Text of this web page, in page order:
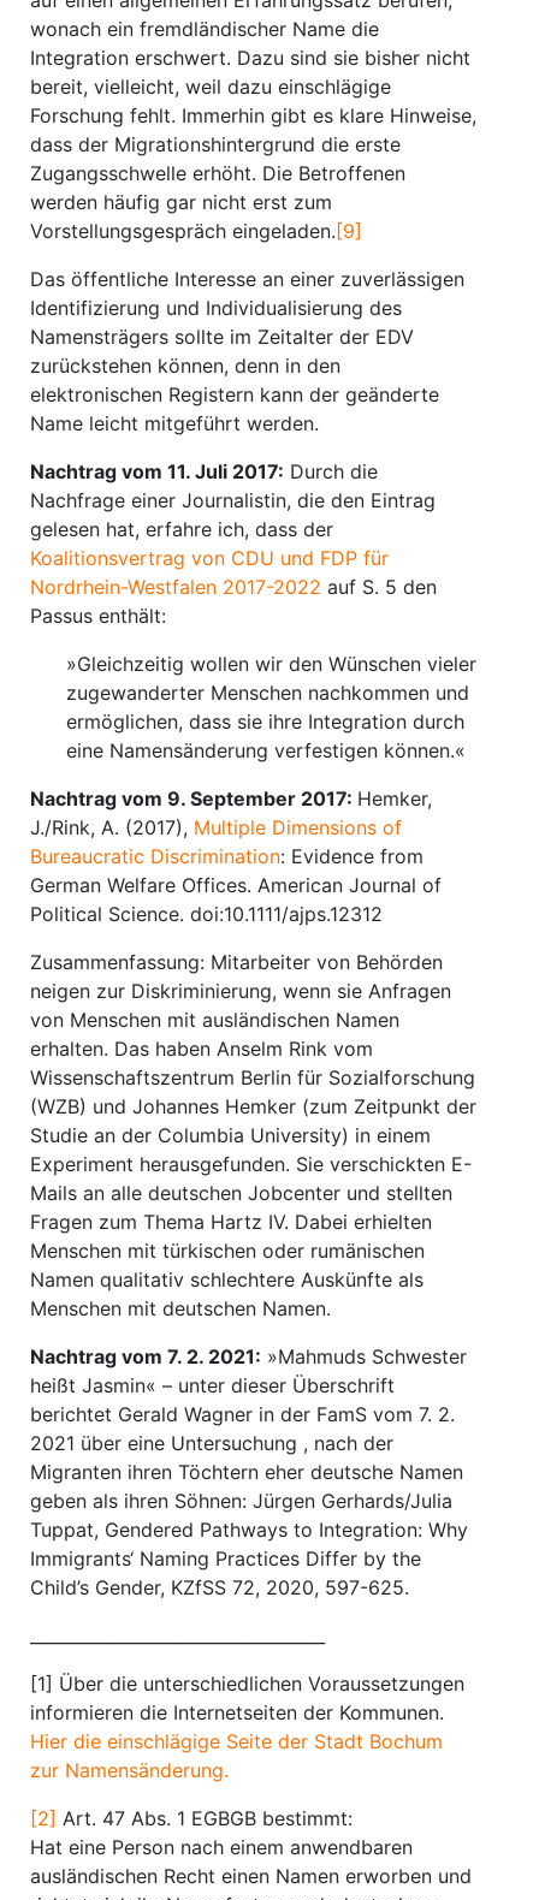
wonach ein fremdländischer Name die
Integration erschwert. Dazu sind sie bisher nicht
bereit, vielleicht, weil dazu einschlägige
Forschung fehlt. Immerhin gibt es klare Hinweise,
dass der Migrationshintergrund die erste
Zugangsschwelle erhöht. Die Betroffenen
werden häufig gar nicht erst zum
Vorstellungsgespräch eingeladen. [9]
Das öffentliche Interesse an einer zuverlässigen
Identifizierung und Individualisierung des
Namensträgers sollte im Zeitalter der EDV
zurückstehen können, denn in den
elektronischen Registern kann der geänderte
Name leicht mitgeführt werden.
Nachtrag vom 11. Juli 2017: Durch die
Nachfrage einer Journalistin, die den Eintrag
gelesen hat, erfahre ich, dass der
Koalitionsvertrag von CDU und FDP für
Nordrhein-Westfalen 2017-2022 auf S. 5 den
Passus enthält:
»Gleichzeitig wollen wir den Wünschen vieler
zugewanderter Menschen nachkommen und
ermöglichen, dass sie ihre Integration durch
eine Namensänderung verfestigen können.«
Nachtrag vom 9. September 2017: Hemker,
J./Rink, A. (2017), Multiple Dimensions of
Bureaucratic Discrimination: Evidence from
German Welfare Offices. American Journal of
Political Science. doi:10.1111/ajps.12312
Zusammenfassung: Mitarbeiter von Behörden
neigen zur Diskriminierung, wenn sie Anfragen
von Menschen mit ausländischen Namen
erhalten. Das haben Anselm Rink vom
Wissenschaftszentrum Berlin für Sozialforschung
(WZB) und Johannes Hemker (zum Zeitpunkt der
Studie an der Columbia University) in einem
Experiment herausgefunden. Sie verschickten E-
Mails an alle deutschen Jobcenter und stellten
Fragen zum Thema Hartz IV. Dabei erhielten
Menschen mit türkischen oder rumänischen
Namen qualitativ schlechtere Auskünfte als
Menschen mit deutschen Namen.
Nachtrag vom 7. 2. 2021: »Mahmuds Schwester
heißt Jasmin« – unter dieser Überschrift
berichtet Gerald Wagner in der FamS vom 7. 2.
2021 über eine Untersuchung , nach der
Migranten ihren Töchtern eher deutsche Namen
geben als ihren Söhnen: Jürgen Gerhards/Julia
Tuppat, Gendered Pathways to Integration: Why
Immigrants‘ Naming Practices Differ by the
Child’s Gender, KZfSS 72, 2020, 597-625.
[1] Über die unterschiedlichen Voraussetzungen
informieren die Internetseiten der Kommunen.
Hier die einschlägige Seite der Stadt Bochum
zur Namensänderung.
[2] Art. 47 Abs. 1 EGBGB bestimmt:
Hat eine Person nach einem anwendbaren
ausländischen Recht einen Namen erworben und